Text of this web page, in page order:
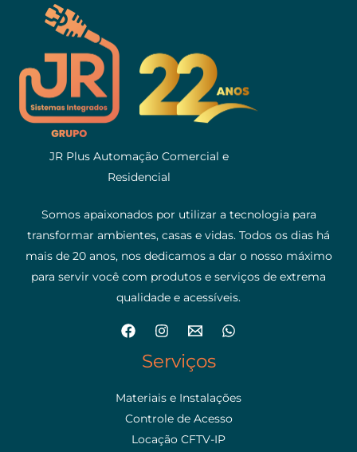
JR Plus Automação Comercial e
Residencial
Somos apaixonados por utilizar a tecnologia para
transformar ambientes, casas e vidas. Todos os dias há
mais de 20 anos, nos dedicamos a dar o nosso máximo
para servir você com produtos e serviços de extrema
qualidade e acessíveis.
Serviços
Materiais e Instalações
Controle de Acesso
Locação CFTV-IP